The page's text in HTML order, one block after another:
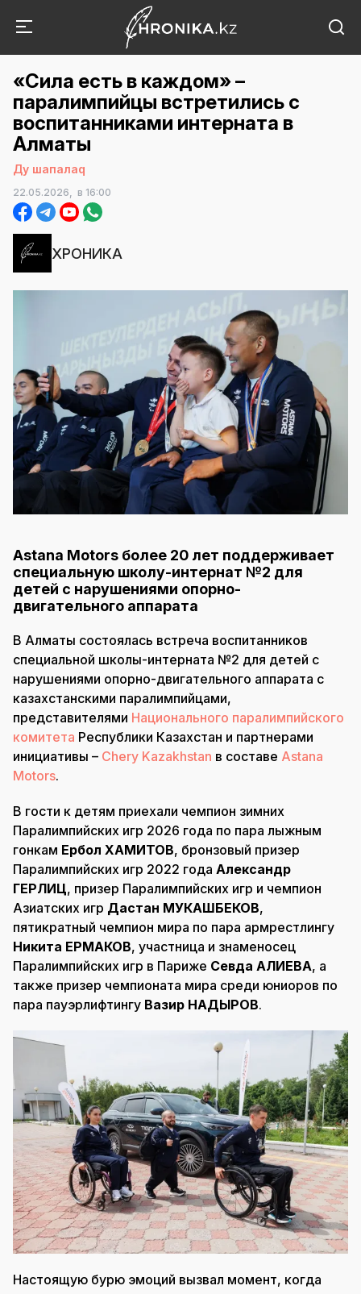
«Сила есть в каждом» –
паралимпийцы встретились с
воспитанниками интерната в
Алматы
Ду шапалаq
22.05.2026, в 16:00
ХРОНИКА
Astana Motors более 20 лет поддерживает
специальную школу-интернат №2 для
детей с нарушениями опорно-
двигательного аппарата
В Алматы состоялась встреча воспитанников
специальной школы-интерната №2 для детей с
нарушениями опорно-двигательного аппарата с
казахстанскими паралимпийцами,
представителями Национального паралимпийского
комитета Республики Казахстан и партнерами
инициативы – Chery Kazakhstan в составе Astana
Motors.
В гости к детям приехали чемпион зимних
Паралимпийских игр 2026 года по пара лыжным
гонкам Ербол ХАМИТОВ, бронзовый призер
Паралимпийских игр 2022 года Александр
ГЕРЛИЦ, призер Паралимпийских игр и чемпион
Азиатских игр Дастан МУКАШБЕКОВ,
пятикратный чемпион мира по пара армрестлингу
Никита ЕРМАКОВ, участница и знаменосец
Паралимпийских игр в Париже Севда АЛИЕВА, а
также призер чемпионата мира среди юниоров по
пара пауэрлифтингу Вазир НАДЫРОВ.
Настоящую бурю эмоций вызвал момент, когда